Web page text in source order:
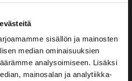
sisällön ja mainosten
median ominaisuuksien
analysoimiseen. Lisäksi
mainosalan ja analytiikka-